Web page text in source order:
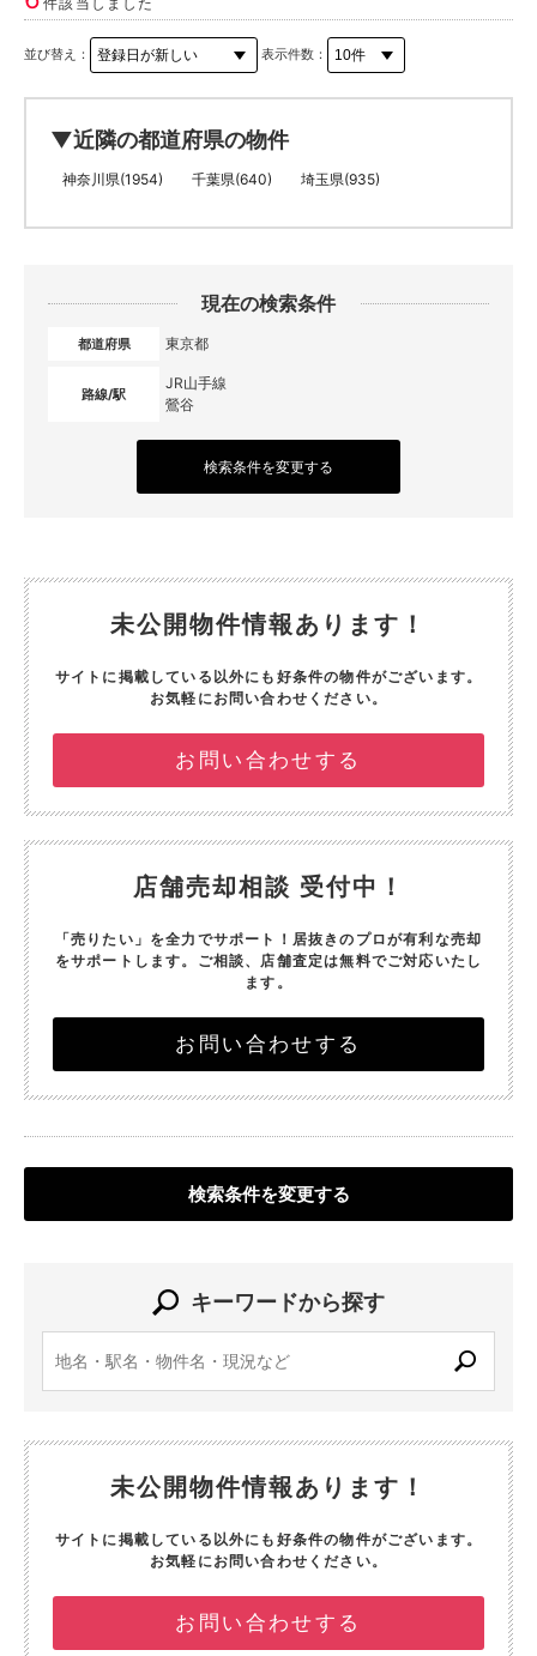
並び替え： 表示件数：
▼近隣の都道府県の物件
神奈川県(1954) 千葉県(640) 埼玉県(935)
現在の検索条件
都道府県 東京都
路線/駅
JR山手線
鶯谷
検索条件を変更する
未公開物件情報あります！
サイトに掲載している以外にも好条件の物件がございます。
お気軽にお問い合わせください。
お問い合わせする
店舗売却相談 受付中！
「売りたい」を全力でサポート！ 居抜きのプロが有利な売却
をサポートします。 ご相談、店舗査定は無料でご対応いたし
ます。
お問い合わせする
検索条件を変更する
キーワードから探す
未公開物件情報あります！
サイトに掲載している以外にも好条件の物件がございます。
お気軽にお問い合わせください。
お問い合わせする